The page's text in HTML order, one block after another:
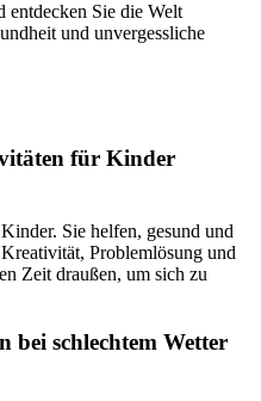
entdecken Sie die Welt
und unvergessliche
für Kinder
Sie helfen, gesund und
Problemlösung und
Zeit draußen, um sich zu
schlechtem Wetter